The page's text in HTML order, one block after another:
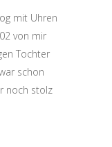
mit Uhren
von mir
Tochter
schon
noch stolz